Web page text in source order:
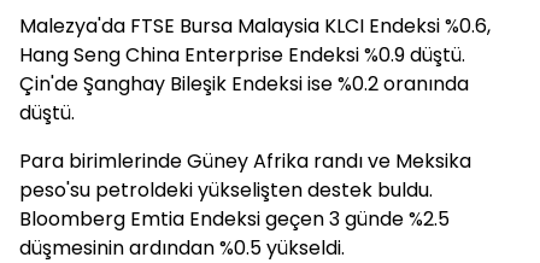
Malezya'da FTSE Bursa Malaysia KLCI Endeksi %0.6,
Hang Seng China Enterprise Endeksi %0.9 düştü.
Çin'de Şanghay Bileşik Endeksi ise %0.2 oranında
düştü.
Para birimlerinde Güney Afrika randı ve Meksika
peso'su petroldeki yükselişten destek buldu.
Bloomberg Emtia Endeksi geçen 3 günde %2.5
düşmesinin ardından %0.5 yükseldi.